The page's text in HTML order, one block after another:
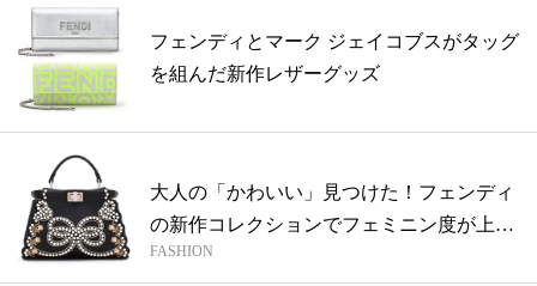
フェンディとマーク ジェイコブスがタッグ
を組んだ新作レザーグッズ
大人の「かわいい」見つけた！フェンディ
の新作コレクションでフェミニン度が上が
る！
FASHION